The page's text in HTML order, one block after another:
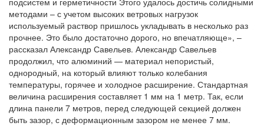
методами – с учетом высоких ветровых нагрузок
используемый раствор пришлось укладывать в несколько раз
прочнее. Это было достаточно дорого, но впечатляюще», –
рассказал Александр Савельев. Александр Савельев
продолжил, что алюминий — материал непористый,
однородный, на который влияют только колебания
температуры, горячее и холодное расширение. Стандартная
величина расширения составляет 1 мм на 1 метр. Так, если
длина панели 7 метров, перед следующей секцией должен
быть зазор, с деформационным зазором не менее 7 мм.